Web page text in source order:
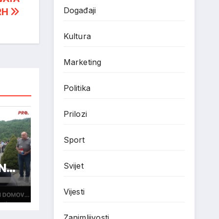
Događaji
Kultura
Marketing
Politika
Prilozi
Sport
Svijet
Vijesti